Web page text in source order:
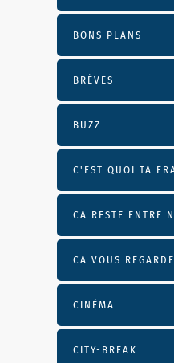
BONS PLANS
BRÈVES
BUZZ
C'EST QUOI TA
CA RESTE ENTRE
CA VOUS REGARDE
CINÉMA
CITY-BREAK